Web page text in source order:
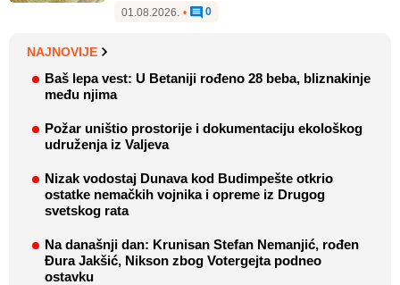
01.08.2026. • 0
NAJNOVIJE
Baš lepa vest: U Betaniji rođeno 28 beba, bliznakinje
među njima
Požar uništio prostorije i dokumentaciju ekološkog
udruženja iz Valjeva
Nizak vodostaj Dunava kod Budimpešte otkrio
ostatke nemačkih vojnika i opreme iz Drugog
svetskog rata
Na današnji dan: Krunisan Stefan Nemanjić, rođen
Đura Jakšić, Nikson zbog Votergejta podneo
ostavku